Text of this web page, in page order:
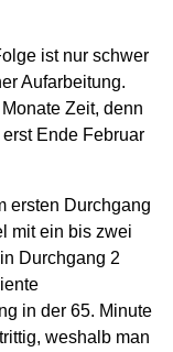
ist nur schwer
Aufarbeitung.
Zeit, denn
Ende Februar
ersten Durchgang
mit ein bis zwei
Durchgang 2
in der 65. Minute
weshalb man